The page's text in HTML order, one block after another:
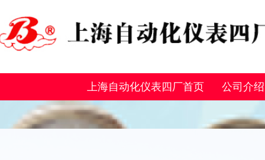
上海自动化仪表四厂首页 公司介绍